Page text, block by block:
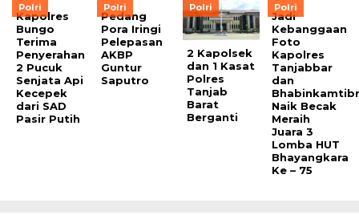
Polri
Kapolres
Bungo
Terima
Penyerahan
2 Pucuk
Senjata Api
Kecepek
dari SAD
Pasir Putih
Polri
Pedang
Pora Iringi
Pelepasan
AKBP
Guntur
Saputro
Polri
2 Kapolsek
dan 1 Kasat
Polres
Tanjab
Barat
Berganti
Polri
Jadi
Kebanggaan
Foto
Kapolres
Tanjabbar
dan
Naik Becak
Meraih
Juara 3
Lomba HUT
Bhayangkara
Ke – 75